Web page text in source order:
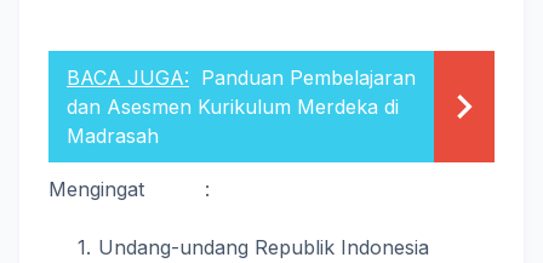
BACA JUGA: Panduan Pembelajaran
dan Asesmen Kurikulum Merdeka di
Madrasah
Mengingat :
Undang-undang Republik Indonesia